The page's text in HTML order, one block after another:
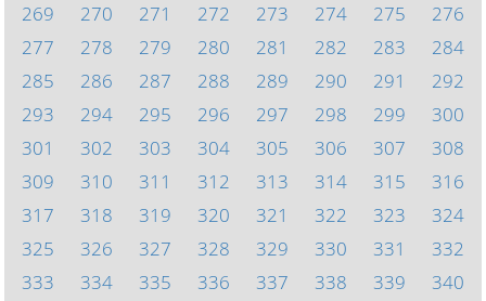
269
270 271 272 273 274 275
276
277
278 279 280 281 282 283
284
285
286 287 288 289 290 291
292
293
294 295 296 297 298 299
300
301
302 303 304 305 306 307
308
309
310 311 312 313 314 315
316
317
318 319 320 321 322 323
324
325
326 327 328 329 330 331
332
333
334 335 336 337 338 339 340